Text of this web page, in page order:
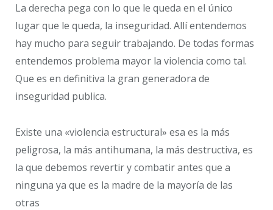
La derecha pega con lo que le queda en el único
lugar que le queda, la inseguridad. Allí entendemos
hay mucho para seguir trabajando. De todas formas
entendemos problema mayor la violencia como tal.
Que es en definitiva la gran generadora de
inseguridad publica.
Existe una «violencia estructural» esa es la más
peligrosa, la más antihumana, la más destructiva, es
la que debemos revertir y combatir antes que a
ninguna ya que es la madre de la mayoría de las
otras